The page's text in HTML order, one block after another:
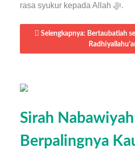
rasa syukur kepada Allah ﷻ.
Selengkapnya: Bertaubatlah
Sirah
Berpalingnya